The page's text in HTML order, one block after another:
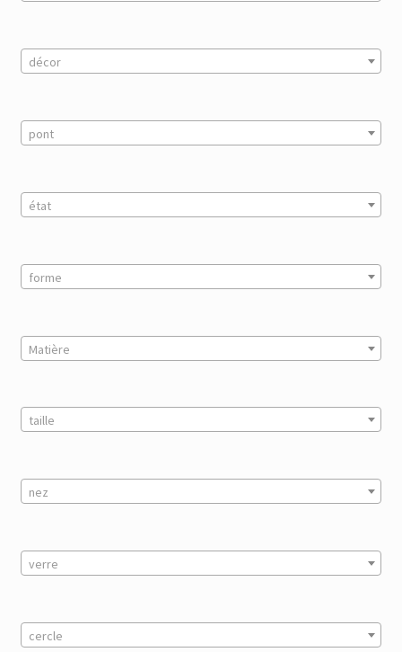
décor
pont
état
forme
Matière
taille
nez
verre
cercle